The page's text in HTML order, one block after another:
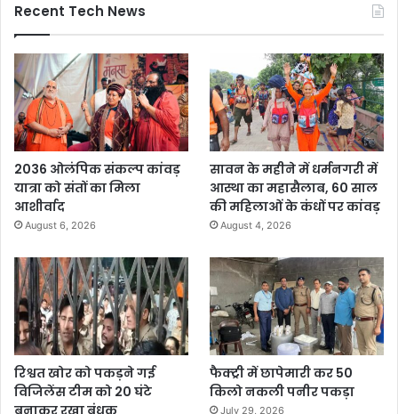
Recent Tech News
2036 ओलंपिक संकल्प कांवड़
यात्रा को संतों का मिला
आशीर्वाद
August 6, 2026
सावन के महीने में धर्मनगरी में
आस्था का महासैलाब, 60 साल
की महिलाओं के कंधों पर कांवड़
August 4, 2026
रिश्वत खोर को पकड़ने गई
विजिलेंस टीम को 20 घंटे
फैक्ट्री में छापेमारी कर 50
किलो नकली पनीर पकड़ा
July 29, 2026